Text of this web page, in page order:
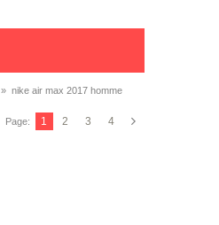
» nike air max 2017 homme
Page: 1 2 3 4